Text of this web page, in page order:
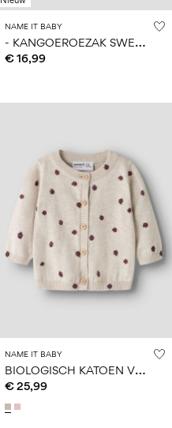
NAME IT BABY
-
KANGOEROEZAK SWEATSHIRT
€ 16,99
NAME IT BABY
B
IOLOGISCH KATOEN VEST
€ 25,99